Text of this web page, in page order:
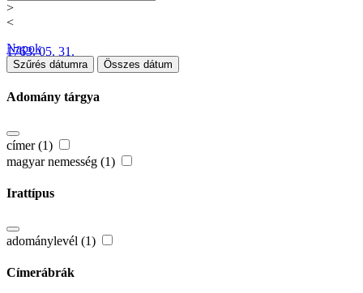
>
<
1763. 05. 31.
Napok
Szűrés dátumra Összes dátum
Adomány tárgya
címer (1)
magyar nemesség (1)
Irattípus
adománylevél (1)
Címerábrák